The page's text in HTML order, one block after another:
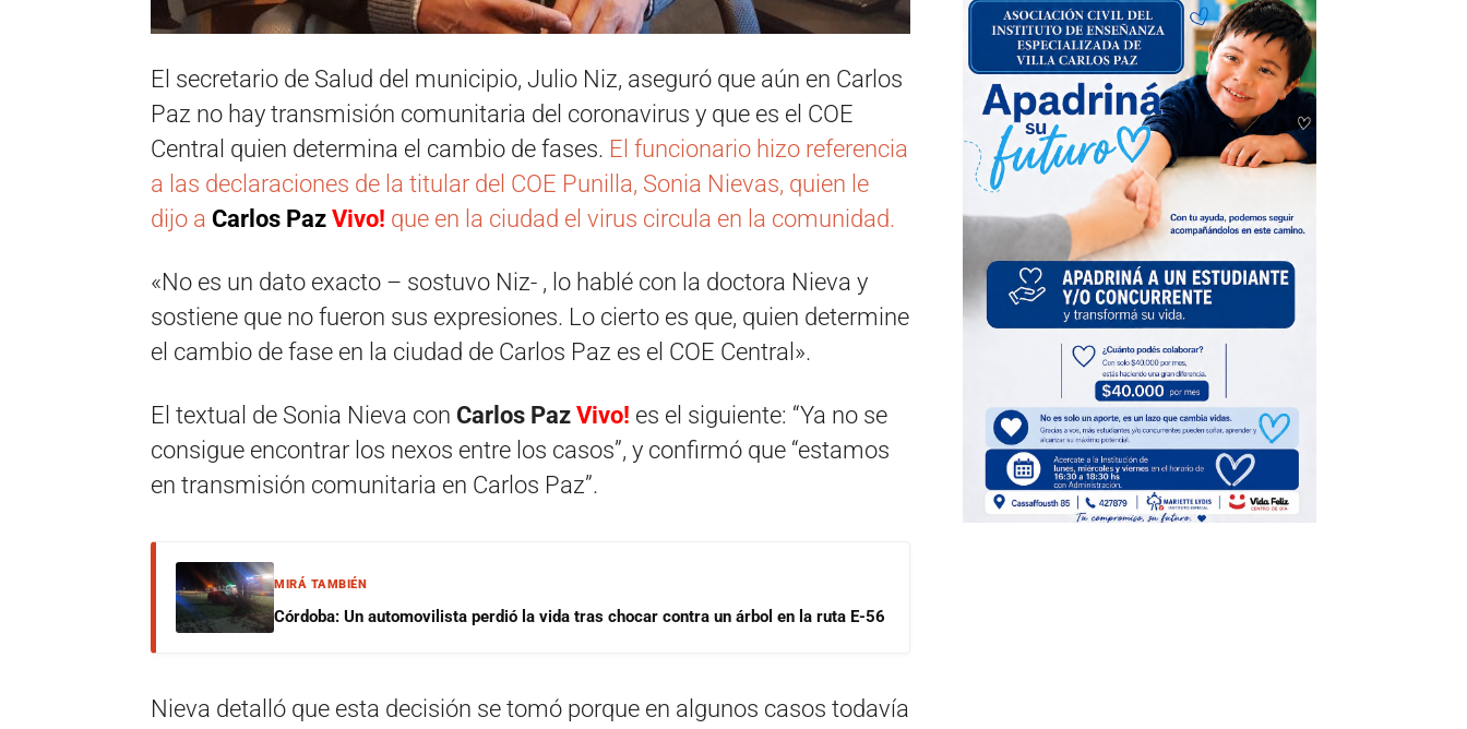
El secretario de Salud del municipio, Julio Niz, aseguró que aún en Carlos
Paz no hay transmisión comunitaria del coronavirus y que es el COE
Central quien determina el cambio de fases. El funcionario hizo referencia
a las declaraciones de la titular del COE Punilla, Sonia Nievas, quien le
dijo a Carlos Paz Vivo! que en la ciudad el virus circula en la comunidad.
«No es un dato exacto – sostuvo Niz- , lo hablé con la doctora Nieva y
sostiene que no fueron sus expresiones. Lo cierto es que, quien determine
el cambio de fase en la ciudad de Carlos Paz es el COE Central».
El textual de Sonia Nieva con Carlos Paz Vivo! es el siguiente: “Ya no se
consigue encontrar los nexos entre los casos”, y confirmó que “estamos
en transmisión comunitaria en Carlos Paz”.
MIRÁ TAMBIÉN
Córdoba: Un automovilista perdió la vida tras chocar contra un árbol en la ruta E-56
Nieva detalló que esta decisión se tomó porque en algunos casos todavía